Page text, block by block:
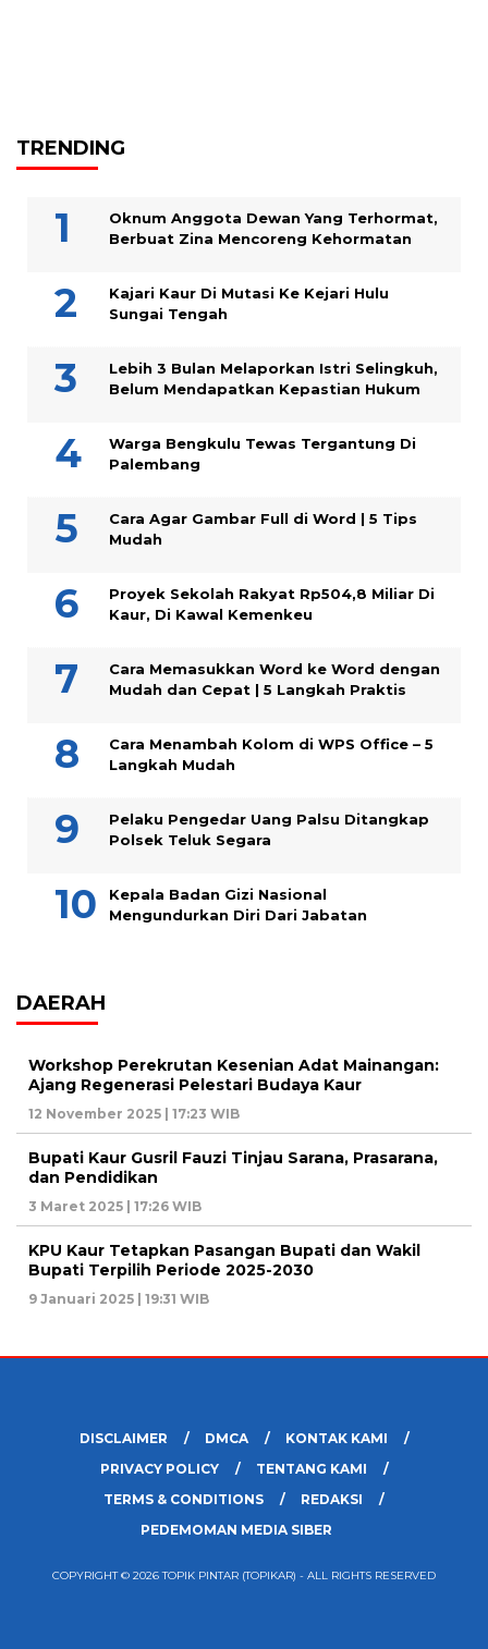
TRENDING
Oknum Anggota Dewan Yang Terhormat,
Berbuat Zina Mencoreng Kehormatan
Kajari Kaur Di Mutasi Ke Kejari Hulu
Sungai Tengah
Lebih 3 Bulan Melaporkan Istri Selingkuh,
Belum Mendapatkan Kepastian Hukum
Warga Bengkulu Tewas Tergantung Di
Palembang
Cara Agar Gambar Full di Word | 5 Tips
Mudah
Proyek Sekolah Rakyat Rp504,8 Miliar Di
Kaur, Di Kawal Kemenkeu
Cara Memasukkan Word ke Word dengan
Mudah dan Cepat | 5 Langkah Praktis
Cara Menambah Kolom di WPS Office – 5
Langkah Mudah
Pelaku Pengedar Uang Palsu Ditangkap
Polsek Teluk Segara
Kepala Badan Gizi Nasional
Mengundurkan Diri Dari Jabatan
DAERAH
Workshop Perekrutan Kesenian Adat Mainangan:
Ajang Regenerasi Pelestari Budaya Kaur
12 November 2025 | 17:23 WIB
Bupati Kaur Gusril Fauzi Tinjau Sarana, Prasarana,
dan Pendidikan
3 Maret 2025 | 17:26 WIB
KPU Kaur Tetapkan Pasangan Bupati dan Wakil
Bupati Terpilih Periode 2025-2030
9 Januari 2025 | 19:31 WIB
DISCLAIMER DMCA
KONTAK KAMI
PRIVACY POLICY
TENTANG KAMI
TERMS & CONDITIONS
REDAKSI
PEDEMOMAN MEDIA SIBER
COPYRIGHT © 2026 TOPIK PINTAR (TOPIKAR) - ALL RIGHTS RESERVED